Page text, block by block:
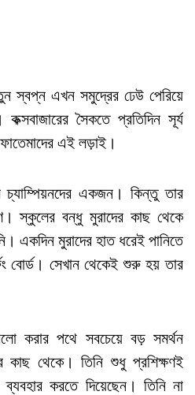
স্বপ্ন এখন সমুদ্রের ঢেউ পেরিয়ে
সৈকতে প্রতিদিন সূর্য
এই লড়াই।
চ্যাম্পিয়নদের একজন। কিন্তু তার
স্কুলের বন্ধু মুরাদের কাছ থেকে
একদিন মুরাদের হাত ধরেই পানিতে
বোর্ড। সেখান থেকেই শুরু হয় তার
করার পথে সবচেয়ে বড় সমর্থন
কাছ থেকে। তিনি শুধু প্রশিক্ষণই
ব্যবহার করতে দিয়েছেন। তিনি না